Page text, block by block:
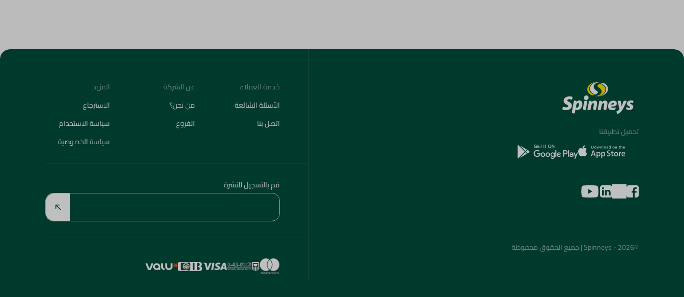
تحميل تطبيقنا
©2026 - Spinneys | جميع الحقوق محفوظة
خدمة العملاء
الأسئلة الشائعة
اتصل بنا
عن الشركة
من نحن؟
الفروع
المزيد
الاسترجاع
سياسة الاستخدام
سياسة الخصوصية
قم بالتسجيل للنشرة